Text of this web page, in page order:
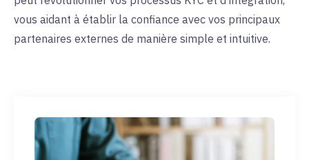
vous aidant à établir la confiance avec vos principaux
partenaires externes de manière simple et intuitive.